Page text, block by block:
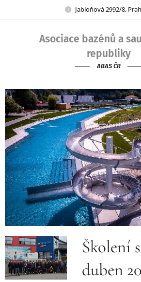
Jabloňová 2992/8,
Asociace bazénů a
republiky
ABAS ČR
Školení
duben